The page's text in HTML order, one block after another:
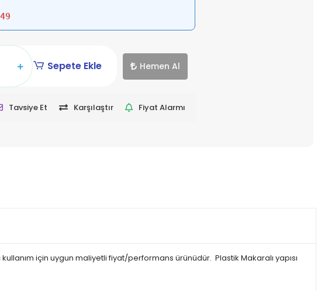
Sepete Ekle Hemen Al
Tavsiye Et Karşılaştır
Fiyat Alarmı
için uygun maliyetli fiyat/performans ürünüdür. Plastik Makaralı yapısı